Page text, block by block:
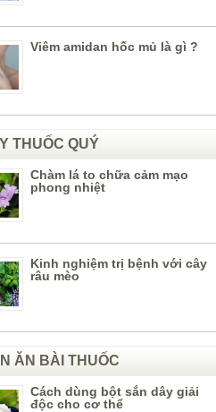
Viêm amidan hốc mủ là gì ?
THUỐC QUÝ
Chàm lá to chữa cảm mạo
phong nhiệt
Kinh nghiệm trị bệnh với cây
râu mèo
ĂN BÀI THUỐC
Cách dùng bột sắn dây giải
độc cho cơ thể